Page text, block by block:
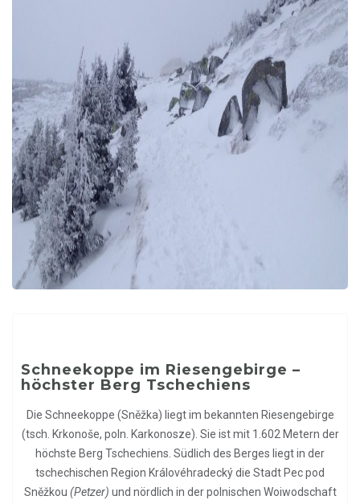
Schneekoppe im Riesengebirge –
höchster Berg Tschechiens
Die Schneekoppe (Sněžka) liegt im bekannten Riesengebirge
(tsch. Krkonoše, poln. Karkonosze). Sie ist mit 1.602 Metern der
höchste Berg Tschechiens. Südlich des Berges liegt in der
tschechischen Region Královéhradeckýdie Stadt Pec pod
Sněžkou (Petzer) und nördlich in der polnischen Woiwodschaft